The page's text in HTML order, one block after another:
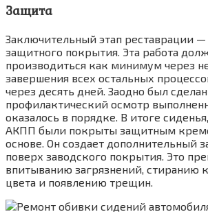
Защита
Заключительный этап реставрации —
защитного покрытия. Эта работа
производиться как минимум через
завершения всех остальных
через десять дней. Заодно был сделан
профилактический осмотр
оказалось в порядке. В итоге
АКПП были покрыты защитным
основе. Он создает дополнительный
поверх заводского покрытия. Это
впитыванию загрязнений, стиранию
цвета и появлению трещин.